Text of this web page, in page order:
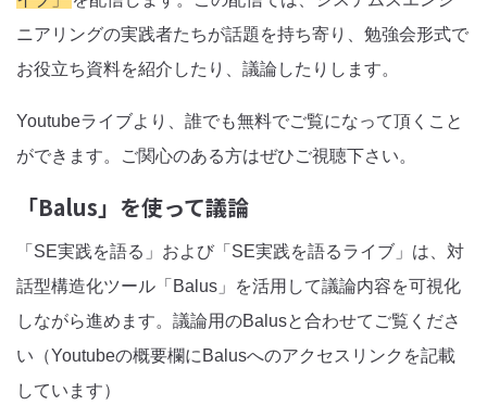
ニアリングの実践者たちが話題を持ち寄り、勉強会形式で
お役立ち資料を紹介したり、議論したりします。
Youtubeライブより、誰でも無料でご覧になって頂くこと
ができます。ご関心のある方はぜひご視聴下さい。
「Balus」を使って議論
「SE実践を語る」および「SE実践を語るライブ」は、対
話型構造化ツール「Balus」を活用して議論内容を可視化
しながら進めます。議論用のBalusと合わせてご覧くださ
い（Youtubeの概要欄にBalusへのアクセスリンクを記載
しています）